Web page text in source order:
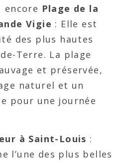
encore Plage de la
Vigie : Elle est
des plus hautes
Terre. La plage
et préservée,
naturel et un
pour une journée
à Saint-Louis :
l’une des plus belles